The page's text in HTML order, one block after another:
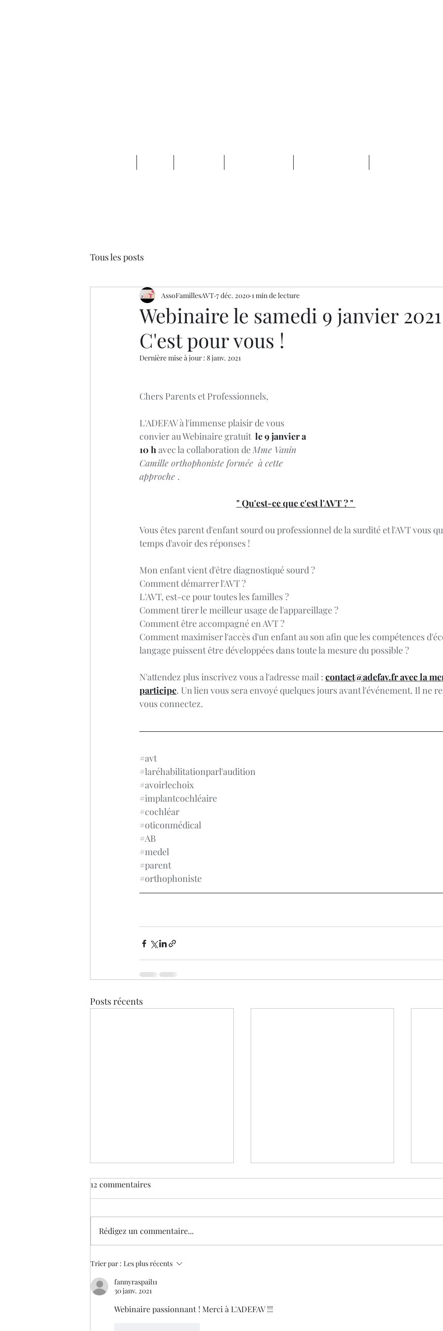
Tous les posts
Webinaire le samedi 9 janvier
C'est pour vous !
AssoFamillesAVT 7 déc. 2020 1 min de lecture
Dernière mise à jour : 8 janv. 2021
Chers Parents et Professionnels,
L'ADEFAV à l'immense plaisir de vous
convier au Webinaire gratuit le 9 janvier a
10 h avec la collaboration de Mme Vanin
Camille orthophoniste formée  à cette
approche .
" Qu'est-ce que c'est l'AVT ? "
Vous êtes parent d'enfant sourd ou professionnel de la surdité et l'AVT vous
temps d'avoir des réponses !
Mon enfant vient d'être diagnostiqué sourd ?
Comment démarrer l'AVT ?
L'AVT, est-ce pour toutes les familles ?
Comment tirer le meilleur usage de l'appareillage ?
Comment être accompagné en AVT ?
Comment maximiser l'accès d'un enfant au son afin que les compétences
langage puissent être développées dans toute la mesure du possible ?
N'attendez plus inscrivez vous a l'adresse mail : contact@adefav.fr avec la
participe. Un lien vous sera envoyé quelques jours avant l'événement. Il ne
vous connectez.
#avt
#laréhabilitationparl'audition
#avoirlechoix
#implantcochléaire
#cochléar
#oticonmédical
#AB
#medel
#parent
#orthophoniste
Posts récents
Webinaire "L'apprentissage de
Visser. Le 14 décembre à 13h.
12 commentaires
Rédigez un commentaire...
Trier par : Les plus récents
fannyraspail11
30 janv. 2021
Webinaire passionnant ! Merci à L'ADEFAV !!!